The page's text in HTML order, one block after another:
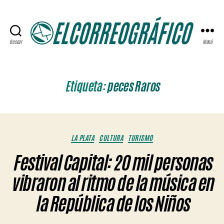
Buscar Menú
Etiqueta:peces Raros
Categorías
LA PLATA CULTURA TURISMO
Festival Capital: 20 mil personas
vibraron al ritmo de la música en
la República de los Niños